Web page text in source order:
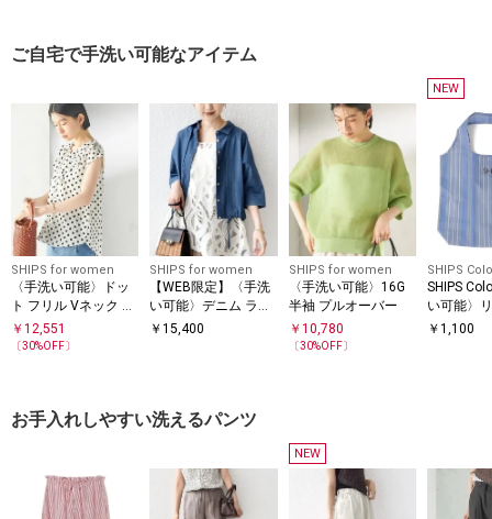
ご自宅で手洗い可能なアイテム
SHIPS for women
〈手洗い可能〉ドッ
ト フリル Vネック フ
レンチスリーブ ブラ
ウス
￥ 12,551
〔30%OFF〕
SHIPS for women
【WEB限定】〈手洗
い可能〉デニム ライ
ク タック 裾 ドロス
￥15,400
SHIPS for women
〈手洗い可能〉16G
半袖 プルオーバー
￥ 10,780
〔30%OFF〕
NEW
SHIPS
SHIPS
い可能〉
エコバッ
￥1,100
お手入れしやすい洗えるパンツ
NEW